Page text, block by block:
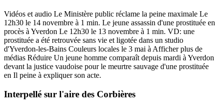
Vidéos et audio Le Ministère public réclame la peine maximale Le
12h30 le 14 novembre à 1 min. Le jeune assassin d'une prostituée en
procès à Yverdon Le 12h30 le 13 novembre à 1 min. VD: une
prostituée a été retrouvée sans vie et ligotée dans un studio
d'Yverdon-les-Bains Couleurs locales le 3 mai à Afficher plus de
médias Réduire Un jeune homme comparaît depuis mardi à Yverdon
devant la justice vaudoise pour le meurtre sauvage d'une prostituée
en Il peine à expliquer son acte.
Interpellé sur l'aire des Corbières